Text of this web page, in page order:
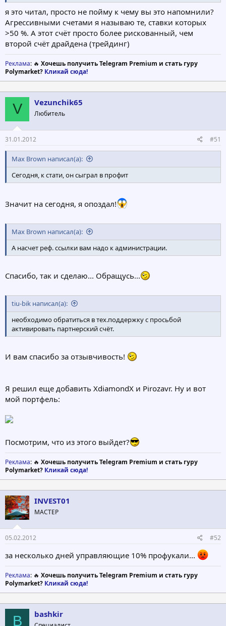
я это читал, просто не пойму к чему вы это напомнили?
Агрессивными счетами я называю те, ставки которых
>50 %. А этот счёт просто более рискованный, чем
второй счёт драйдена (трейдинг)
Реклама: 🔥 Хочешь получить Telegram Premium и стать гуру
Polymarket? Кликай сюда!
V Vezunchik65
Любитель
31.01.2012 #51
Max Brown написал(а):
Сегодня, к стати, он сыграл в профит
Значит на сегодня, я опоздал!
Max Brown написал(а):
А насчет реф. ссылки вам надо к администрации.
Спасибо, так и сделаю... Обращусь...
tiu-bik написал(а):
необходимо обратиться в тех.поддержку с просьбой
активировать партнерский счёт.
И вам спасибо за отзывчивость!
Я решил еще добавить XdiamondX и Pirozavr. Ну и вот
мой портфель:
Посмотрим, что из этого выйдет?
Реклама: 🔥 Хочешь получить Telegram Premium и стать гуру
Polymarket? Кликай сюда!
INVEST01
МАСТЕР
05.02.2012 #52
за несколько дней управляющие 10% профукали...
Реклама: 🔥 Хочешь получить Telegram Premium и стать гуру
Polymarket? Кликай сюда!
B bashkir